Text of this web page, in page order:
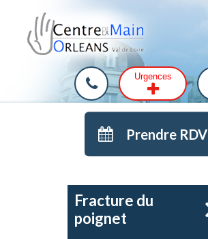
Urgences
Prendre RDV
Fracture du
poignet